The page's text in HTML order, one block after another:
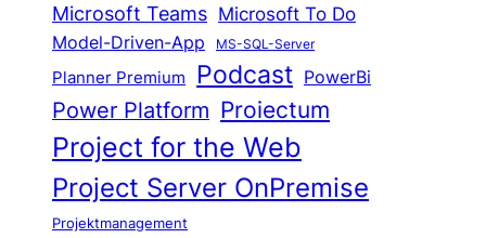
Microsoft Teams Microsoft To Do
Model-Driven-App MS-SQL-Server
Planner Premium Podcast PowerBi
Power Platform Proiectum
Project for the Web
Project Server OnPremise
Projektmanagement